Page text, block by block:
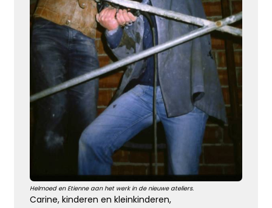
Helmoed en Etienne aan het werk in de nieuwe ateliers.
Carine, kinderen en kleinkinderen,
Leegte en herinneringen
Een stoel blijft leeg. Een stem blijft zwijgen. Maar
in ons hart zullen de herinneringen voor altijd
blijven.
Kies dit gedicht
Moeilijk te uiten
Soms is er zoveel dat we voelen maar zo weinig
wat we kunnen zeggen …